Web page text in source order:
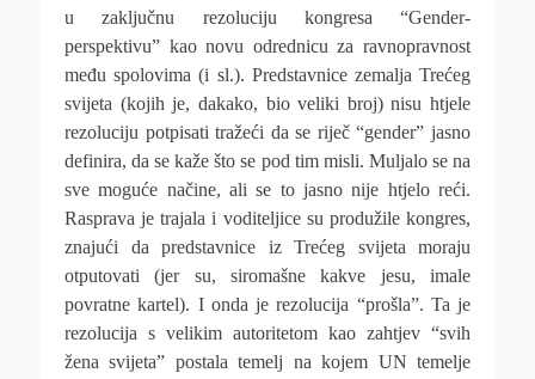
u zaključnu rezoluciju kongresa “Gender-
perspektivu” kao novu odrednicu za ravnopravnost
među spolovima (i sl.). Predstavnice zemalja Trećeg
svijeta (kojih je, dakako, bio veliki broj) nisu htjele
rezoluciju potpisati tražeći da se riječ “gender” jasno
definira, da se kaže što se pod tim misli. Muljalo se na
sve moguće načine, ali se to jasno nije htjelo reći.
Rasprava je trajala i voditeljice su produžile kongres,
znajući da predstavnice iz Trećeg svijeta moraju
otputovati (jer su, siromašne kakve jesu, imale
povratne kartel). I onda je rezolucija “prošla”. Ta je
rezolucija s velikim autoritetom kao zahtjev “svih
žena svijeta” postala temelj na kojem UN temelje